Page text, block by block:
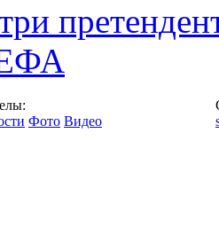
Фото Видео